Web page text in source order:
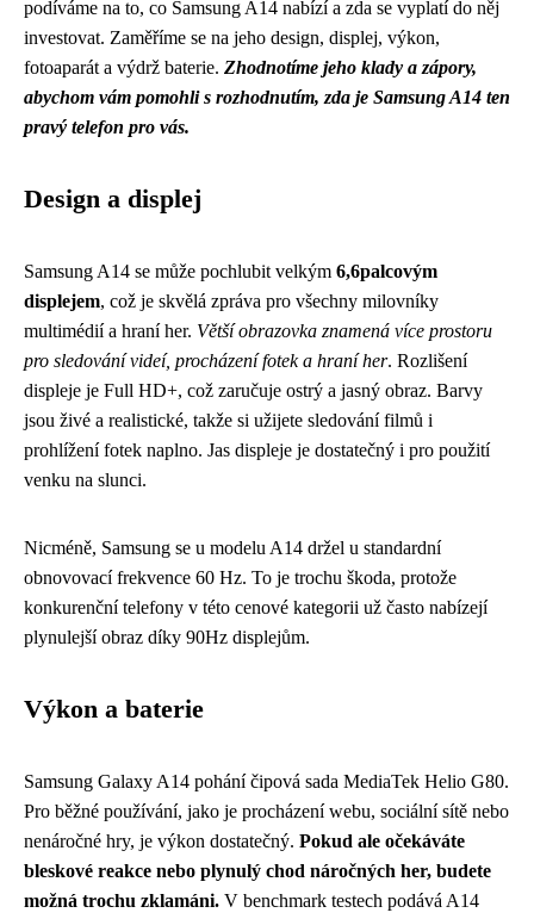
podíváme na to, co Samsung A14 nabízí a zda se vyplatí do něj
investovat. Zaměříme se na jeho design, displej, výkon,
fotoaparát a výdrž baterie. Zhodnotíme jeho klady a zápory,
abychom vám pomohli s rozhodnutím, zda je Samsung A14 ten
pravý telefon pro vás.
Design a displej
Samsung A14 se může pochlubit velkým 6,6palcovým
displejem, což je skvělá zpráva pro všechny milovníky
multimédií a hraní her. Větší obrazovka znamená více prostoru
pro sledování videí, procházení fotek a hraní her. Rozlišení
displeje je Full HD+, což zaručuje ostrý a jasný obraz. Barvy
jsou živé a realistické, takže si užijete sledování filmů i
prohlížení fotek naplno. Jas displeje je dostatečný i pro použití
venku na slunci.
Nicméně, Samsung se u modelu A14 držel u standardní
obnovovací frekvence 60 Hz. To je trochu škoda, protože
konkurenční telefony v této cenové kategorii už často nabízejí
plynulejší obraz díky 90Hz displejům.
Výkon a baterie
Samsung Galaxy A14 pohání čipová sada MediaTek Helio G80.
Pro běžné používání, jako je procházení webu, sociální sítě nebo
nenáročné hry, je výkon dostatečný. Pokud ale očekáváte
bleskové reakce nebo plynulý chod náročných her, budete
možná trochu zklamáni. V benchmark testech podává A14